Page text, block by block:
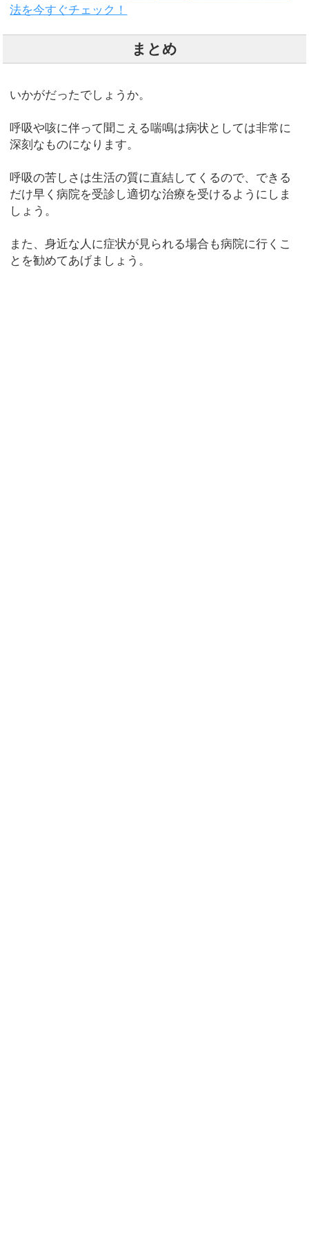
法を今すぐチェック！
まとめ
いかがだったでしょうか。
呼吸や咳に伴って聞こえる喘鳴は病状としては非常に
深刻なものになります。
呼吸の苦しさは生活の質に直結してくるので、できる
だけ早く病院を受診し適切な治療を受けるようにしま
しょう。
また、身近な人に症状が見られる場合も病院に行くこ
とを勧めてあげましょう。